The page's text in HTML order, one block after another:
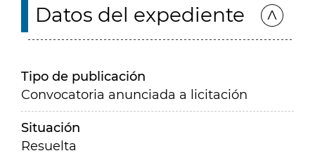
Datos del expediente
Tipo de publicación
Convocatoria anunciada a licitación
Situación
Resuelta